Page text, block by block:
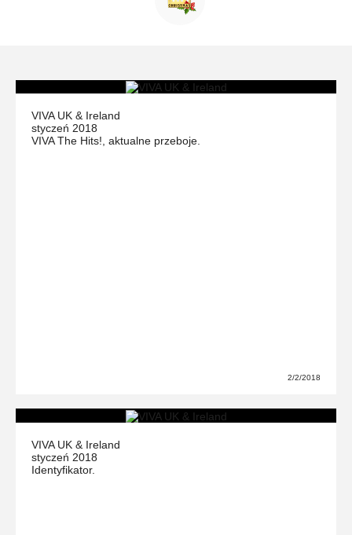
VIVA UK & Ireland
styczeń 2018
VIVA The Hits!, aktualne przeboje.
2/2/2018
VIVA UK & Ireland
styczeń 2018
Identyfikator.